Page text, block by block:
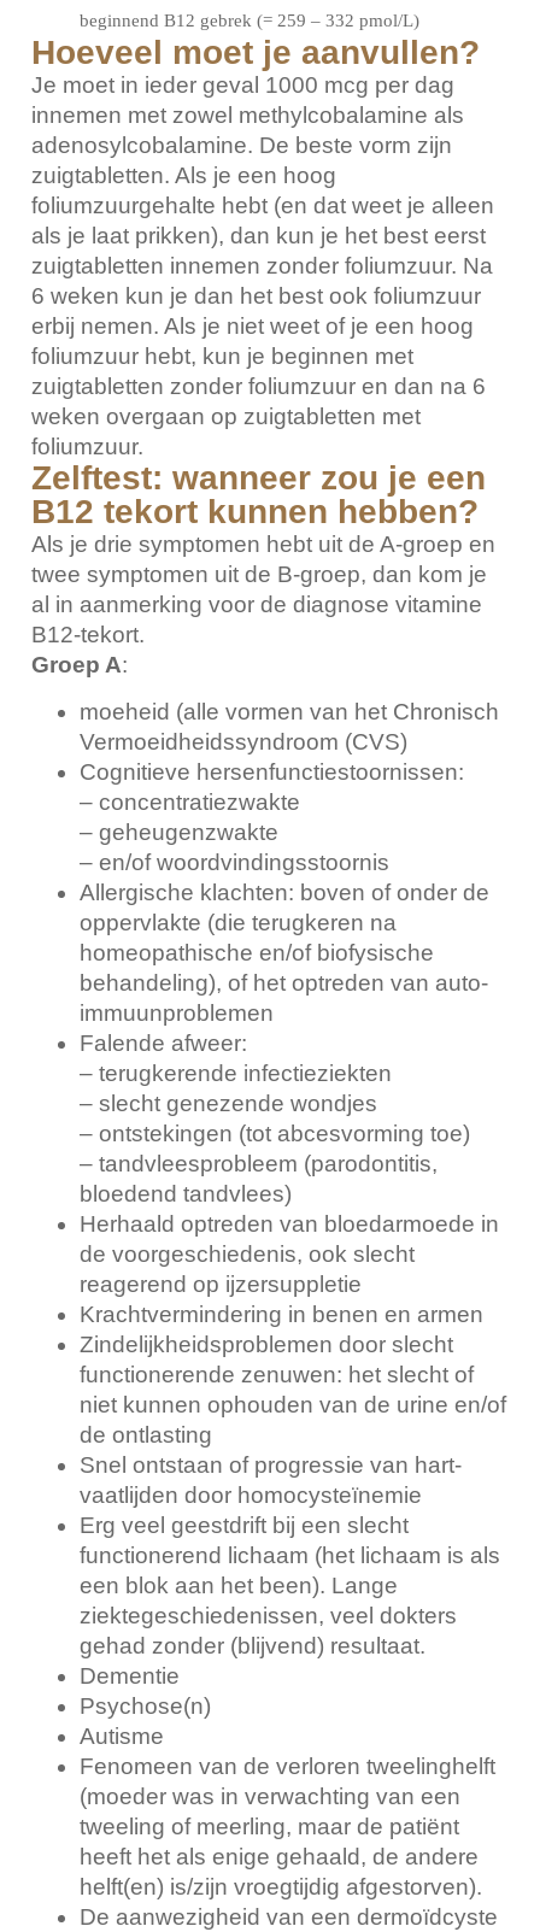
beginnend B12 gebrek (= 259 – 332 pmol/L)
Hoeveel moet je aanvullen?
Je moet in ieder geval 1000 mcg per dag
innemen met zowel methylcobalamine als
adenosylcobalamine. De beste vorm zijn
zuigtabletten. Als je een hoog
foliumzuurgehalte hebt (en dat weet je alleen
als je laat prikken), dan kun je het best eerst
zuigtabletten innemen zonder foliumzuur. Na
6 weken kun je dan het best ook foliumzuur
erbij nemen. Als je niet weet of je een hoog
foliumzuur hebt, kun je beginnen met
zuigtabletten zonder foliumzuur en dan na 6
weken overgaan op zuigtabletten met
foliumzuur.
Zelftest: wanneer zou je een
B12 tekort kunnen hebben?
Als je drie symptomen hebt uit de A-groep en
twee symptomen uit de B-groep, dan kom je
al in aanmerking voor de diagnose vitamine
B12-tekort.
Groep A:
moeheid (alle vormen van het Chronisch
Vermoeidheidssyndroom (CVS)
Cognitieve hersenfunctiestoornissen:
– concentratiezwakte
– geheugenzwakte
– en/of woordvindingsstoornis
Allergische klachten: boven of onder de
oppervlakte (die terugkeren na
homeopathische en/of biofysische
behandeling), of het optreden van auto-
immuunproblemen
Falende afweer:
– terugkerende infectieziekten
– slecht genezende wondjes
– ontstekingen (tot abcesvorming toe)
– tandvleesprobleem (parodontitis,
bloedend tandvlees)
Herhaald optreden van bloedarmoede in
de voorgeschiedenis, ook slecht
reagerend op ijzersuppletie
Krachtvermindering in benen en armen
Zindelijkheidsproblemen door slecht
functionerende zenuwen: het slecht of
niet kunnen ophouden van de urine en/of
de ontlasting
Snel ontstaan of progressie van hart-
vaatlijden door homocysteïnemie
Erg veel geestdrift bij een slecht
functionerend lichaam (het lichaam is als
een blok aan het been). Lange
ziektegeschiedenissen, veel dokters
gehad zonder (blijvend) resultaat.
Dementie
Psychose(n)
Autisme
Fenomeen van de verloren tweelinghelft
(moeder was in verwachting van een
tweeling of meerling, maar de patiënt
heeft het als enige gehaald, de andere
helft(en) is/zijn vroegtijdig afgestorven).
De aanwezigheid van een dermoïdcyste